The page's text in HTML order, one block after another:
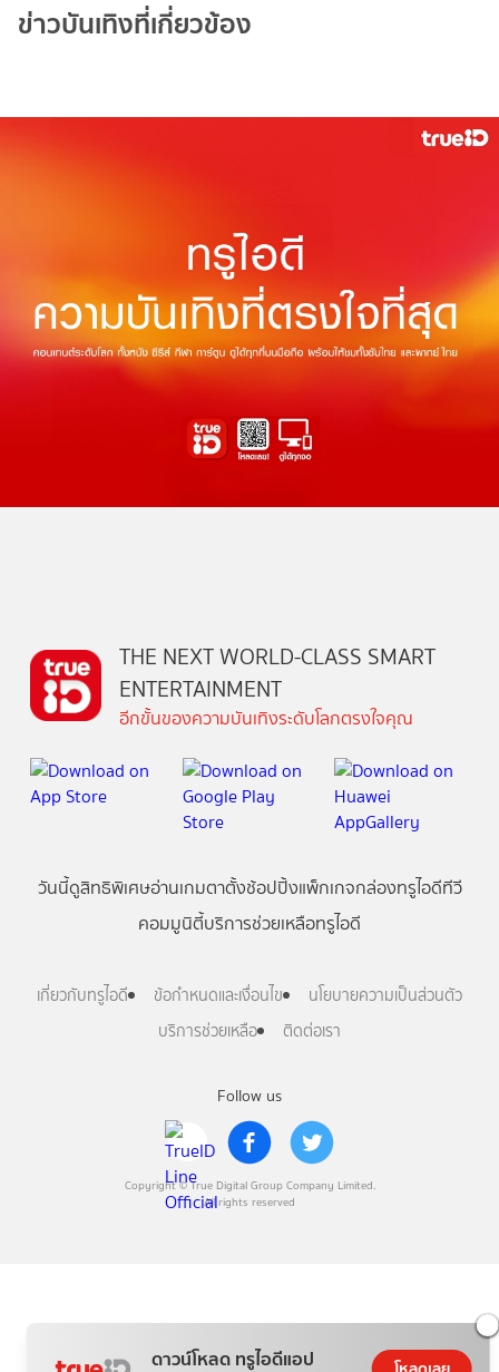
ข่าวบันเทิงที่เกี่ยวข้อง
ดาวน์โหลด ทรูไอดีแอป
Follow us
Copyright © True Digital Group Company Limited.
All rights reserved
THE NEXT WORLD-CLASS SMART
ENTERTAINMENT
อีกขั้นของความบันเทิงระดับโลกตรงใจคุณ
วันนี้ดูสิทธิพิเศษอ่านเกมตาตั้งช้อปปิ้งแพ็กเกจกล่องทรูไอดีทีวี
คอมมูนิตี้บริการช่วยเหลือทรูไอดี
เกี่ยวกับทรูไอดี ข้อกำหนดและเงื่อนไข
นโยบายความเป็นส่วนตัว
บริการช่วยเหลือ
ติดต่อเรา